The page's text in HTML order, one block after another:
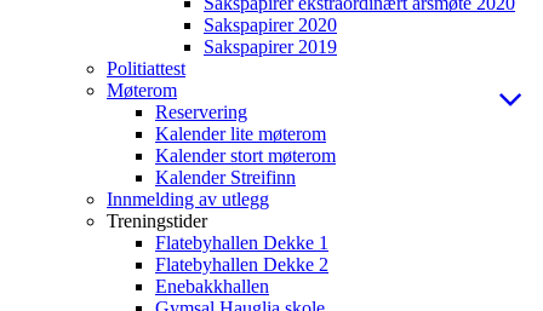
Sakspapirer 2020
Sakspapirer 2019
Politiattest
Møterom
Reservering
Kalender lite møterom
Kalender stort møterom
Kalender Streifinn
Innmelding av utlegg
Treningstider
Flatebyhallen Dekke 1
Flatebyhallen Dekke 2
Enebakkhallen